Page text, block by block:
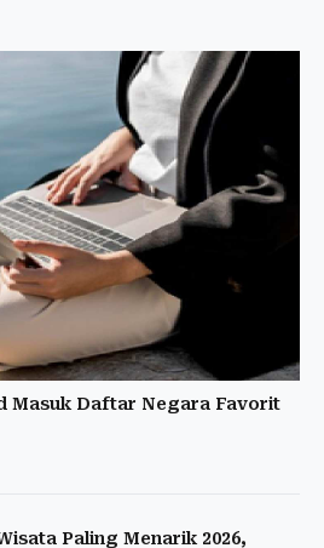
Masuk Daftar Negara Favorit
Paling Menarik 2026,